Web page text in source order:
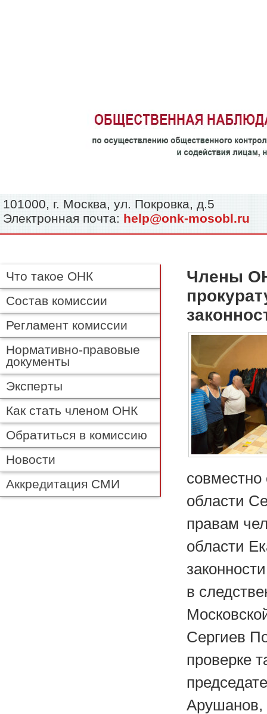
101000, г. Москва, ул. Покровка, д.5
Электронная почта: help@onk-mosobl.ru
Члены
совместно
области
правам
области
в
Сергиев
проверке
Арушанов,
Что такое ОНК
Состав комиссии
Регламент комиссии
Нормативно-правовые
документы
Эксперты
Как стать членом ОНК
Обратиться в комиссию
Новости
Аккредитация СМИ